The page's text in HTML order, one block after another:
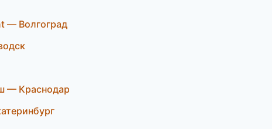
— Волгоград
— Краснодар